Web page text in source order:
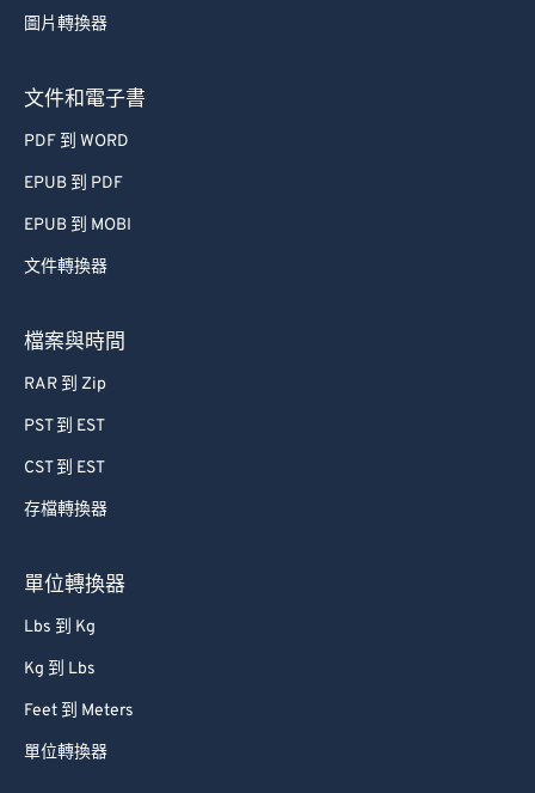
圖片轉換器
文件和電子書
PDF 到 WORD
EPUB 到 PDF
EPUB 到 MOBI
文件轉換器
檔案與時間
RAR 到 Zip
PST 到 EST
CST 到 EST
存檔轉換器
單位轉換器
Lbs 到 Kg
Kg 到 Lbs
Feet 到 Meters
單位轉換器